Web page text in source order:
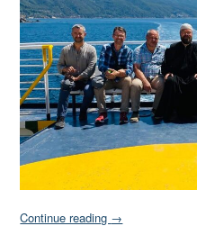
Continue reading →